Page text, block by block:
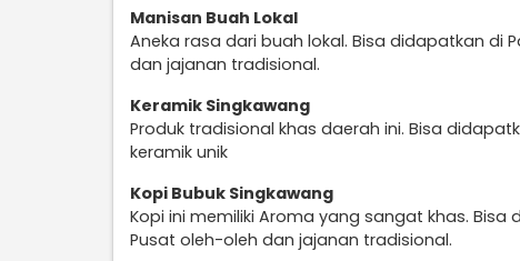
Manisan Buah Lokal
Aneka rasa dari buah lokal. Bisa didapatkan di
dan jajanan tradisional.
Keramik Singkawang
Produk tradisional khas daerah ini. Bisa
keramik unik
Kopi Bubuk Singkawang
Kopi ini memiliki Aroma yang sangat khas.
Pusat oleh-oleh dan jajanan tradisional.